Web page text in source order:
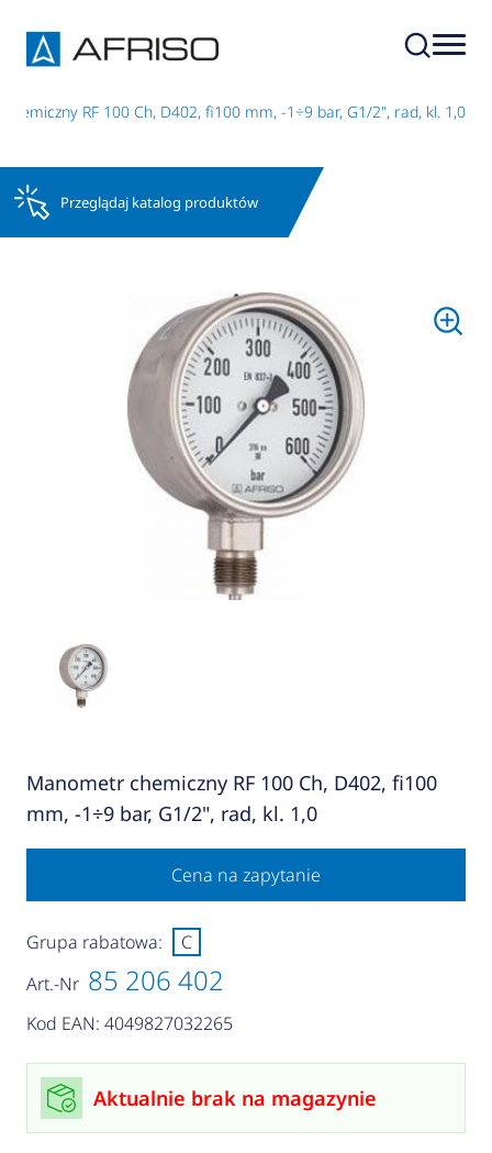
RF 100 Ch, D402, fi100 mm, -1÷9 bar, G1/2", rad, kl. 1,0
Przeglądaj katalog produktów
Manometr chemiczny RF 100 Ch, D402, fi100
mm, -1÷9 bar, G1/2", rad, kl. 1,0
Cena na zapytanie
Art.-Nr 85 206 402
Kod EAN: 4049827032265
Grupa rabatowa: C
Aktualnie brak na magazynie